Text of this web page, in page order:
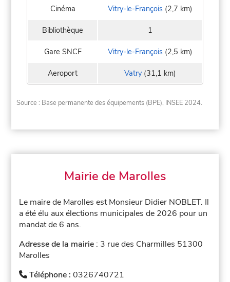
Cinéma Vitry-le-François(2,7 km)
Bibliothèque 1
Gare SNCF Vitry-le-François(2,5 km)
Aeroport Vatry(31,1 km)
Source : Base permanente des équipements (BPE), INSEE 2024.
Mairie de Marolles
Le maire de Marolles est Monsieur Didier NOBLET. Il
a été élu aux élections municipales de 2026 pour un
mandat de 6 ans.
Adresse de la mairie : 3 rue des Charmilles 51300
Marolles
Téléphone :0326740721